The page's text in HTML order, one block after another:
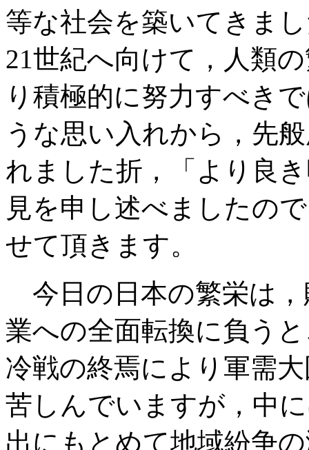
等な社会を築いてきま
21世紀へ向けて，人類
り積極的に努力すべき
うな思い入れから，先
れました折，「より良
見を申し述べましたの
せて頂きます。
今日の日本の繁栄は，
業への全面転換に負う
冷戦の終焉により軍需
苦しんでいますが，中
出にもとめて地域紛争